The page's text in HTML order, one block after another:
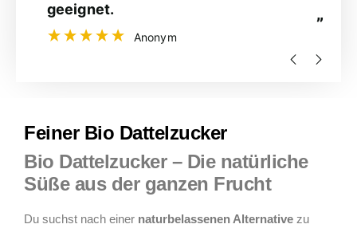
”
Größe gibt. Es lässt sich sehr gut als
Zuckerersatz nutzen.
Anonym
Feiner Bio Dattelzucker
Bio Dattelzucker – Die natürliche
Süße aus der ganzen Frucht
Du suchst nach einer naturbelassenen Alternative zu